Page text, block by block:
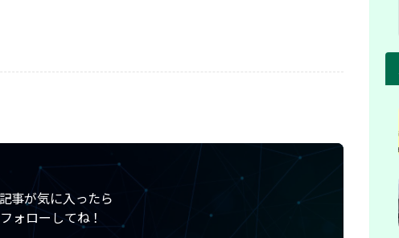
事が気に入ったら
ォローしてね！